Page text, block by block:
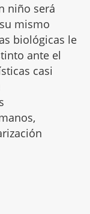
niño será
mismo
biológicas le
ante el
casi